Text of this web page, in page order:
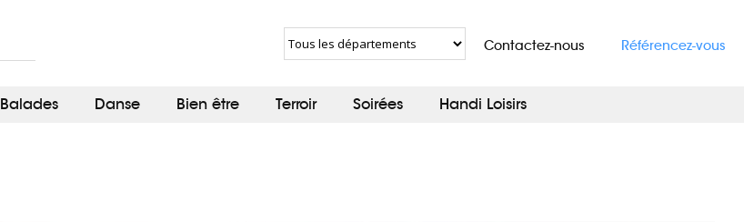
Contactez-nous Référencez-vous
Balades Danse Bien être Terroir Soirées Handi Loisirs